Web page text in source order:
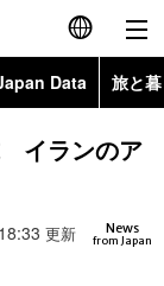
English
简体字
Data 旅と
Topics
イランのア
News
from Japan
更新